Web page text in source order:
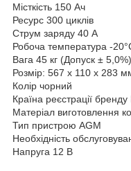
Місткість 150 Ач
Ресурс 300 циклів
Струм заряду 40 А
Робоча температура -
Вага 45 кг (Допуск ± 5,0%)
Розмір: 567 x 110 x 283
Колір чорний
Країна реєстрації бренду
Матеріал виготовлення
Тип пристрою AGM
Необхідність
Напруга 12 В